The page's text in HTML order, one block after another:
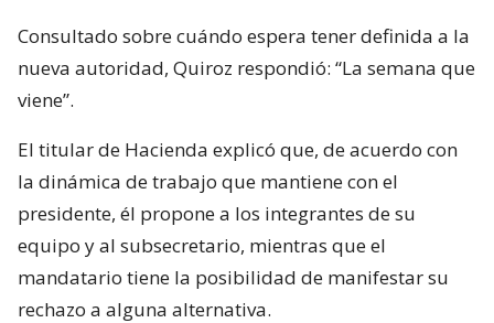
Consultado sobre cuándo espera tener definida a la
nueva autoridad, Quiroz respondió: “La semana que
viene”.
El titular de Hacienda explicó que, de acuerdo con
la dinámica de trabajo que mantiene con el
presidente, él propone a los integrantes de su
equipo y al subsecretario, mientras que el
mandatario tiene la posibilidad de manifestar su
rechazo a alguna alternativa.